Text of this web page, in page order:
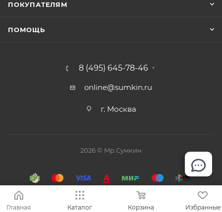
ПОКУПАТЕЛЯМ
ПОМОЩЬ
8 (495) 645-78-46
online@sumkin.ru
г. Москва
2026 © Mр.Сумкин
Главная Каталог Корзина Избранные